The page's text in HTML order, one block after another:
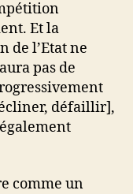
Et la
de l’Etat ne
pas de
défaillir],
comme un